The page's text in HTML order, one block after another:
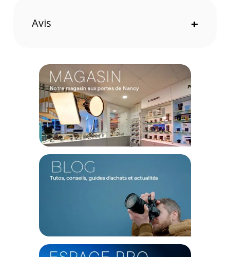
électronique de 6 pouces de nouvelle génération, dotée d'un
capteur de pression analysant l'adhérence 1000 fois par
seconde. Si une micro-fuite d'air est détectée en pleine
course, le moteur interne se déclenche instantanément pour
restaurer la pleine capacité d'aspiration, évitant ainsi tout
risque de décrochage accidentel de votre précieux
équipement. Ce déploiement sécuritaire s'effectue dans un
silence remarquable, sous le seuil des 60 décibels, afin de ne
générer aucune pollution sonore sur vos pistes audio lors du
Une stabilisation hydraulique digne du cinéma
Pour obtenir des plans de type "poursuite" parfaitement
fluides sans le budget d'une superproduction, l'Hydra Alien
Mini embarque un bras mécanique doté d'un amortissement
hydraulique utilisant une huile de grade automobile. Ce
système encaisse de manière organique les chocs, les nids-
de-poule et les irrégularités de la route, permettant à votre
caméra d'action (DJI, Insta360) ou votre smartphone de
conserver un horizon toujours stable. L'utilisation d'un alliage
Avis +